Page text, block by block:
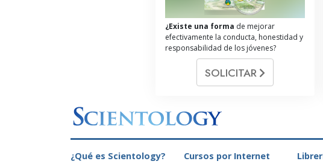
¿Existe una forma de mejorar
efectivamente la conducta, honestidad y
responsabilidad de los jóvenes?
SOLICITAR
¿Qué es Scientology? Cursos por Internet